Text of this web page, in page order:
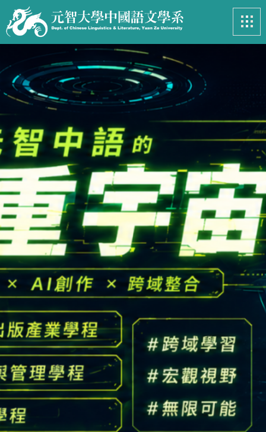
最新消息 News
系所簡介
課程資訊 Course
招生專區 Admissions
學生事務 Student
亮眼足跡 Footprints
高中生懶人包 High school
Email：cldept@saturn.yzu.edu.tw
校本部電話：+886-3-4638800 #2706,2707
地址：桃園市中壢區遠東路 135 號  元智五館 6 樓